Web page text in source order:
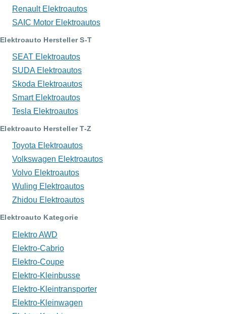
Renault Elektroautos
SAIC Motor Elektroautos
Elektroauto Hersteller S-T
SEAT Elektroautos
SUDA Elektroautos
Skoda Elektroautos
Smart Elektroautos
Tesla Elektroautos
Elektroauto Hersteller T-Z
Toyota Elektroautos
Volkswagen Elektroautos
Volvo Elektroautos
Wuling Elektroautos
Zhidou Elektroautos
Elektroauto Kategorie
Elektro AWD
Elektro-Cabrio
Elektro-Coupe
Elektro-Kleinbusse
Elektro-Kleintransporter
Elektro-Kleinwagen